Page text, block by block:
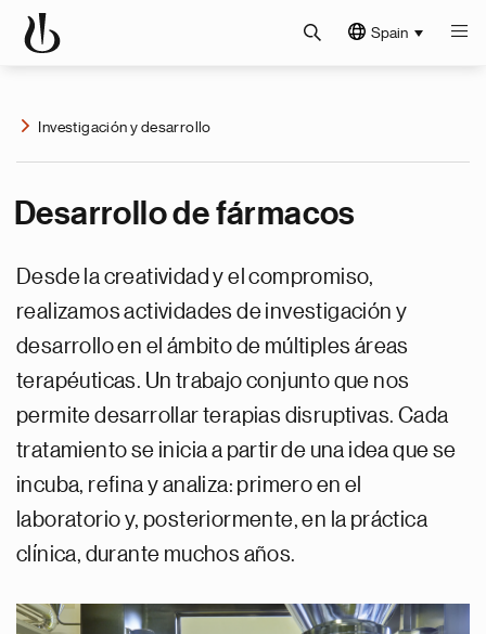
Spain
Investigación y desarrollo
Desarrollo de fármacos
Desde la creatividad y el compromiso,
realizamos actividades de investigación y
desarrollo en el ámbito de múltiples áreas
terapéuticas. Un trabajo conjunto que nos
permite desarrollar terapias disruptivas. Cada
tratamiento se inicia a partir de una idea que se
incuba, refina y analiza: primero en el
laboratorio y, posteriormente, en la práctica
clínica, durante muchos años.